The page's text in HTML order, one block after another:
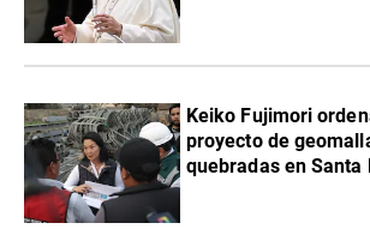
Keiko Fujimori
proyecto de
quebradas en Santa